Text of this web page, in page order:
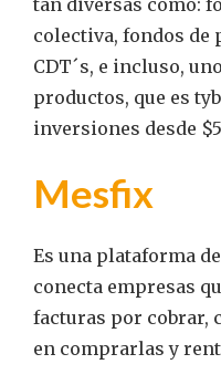
colectiva, fondos de
CDT´s, e incluso,
productos, que es
inversiones desde
Mesfix
Es una plataforma
conecta empresas
facturas por cobrar,
en comprarlas y